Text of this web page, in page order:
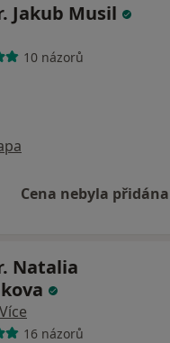
Jakub Musil
10 názorů
Cena nebyla přidána
Natalia
Více
16 názorů